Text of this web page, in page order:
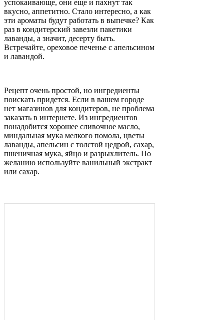
успокаивающе, они еще и пахнут так
вкусно, аппетитно. Стало интересно, а как
эти ароматы будут работать в выпечке? Как
раз в кондитерский завезли пакетики
лаванды, а значит, десерту быть.
Встречайте, ореховое печенье с апельсином
и лавандой.
Рецепт очень простой, но ингредиенты
поискать придется. Если в вашем городе
нет магазинов для кондитеров, не проблема
заказать в интернете. Из ингредиентов
понадобится хорошее сливочное масло,
миндальная мука мелкого помола, цветы
лаванды, апельсин с толстой цедрой, сахар,
пшеничная мука, яйцо и разрыхлитель. По
желанию используйте ванильный экстракт
или сахар.